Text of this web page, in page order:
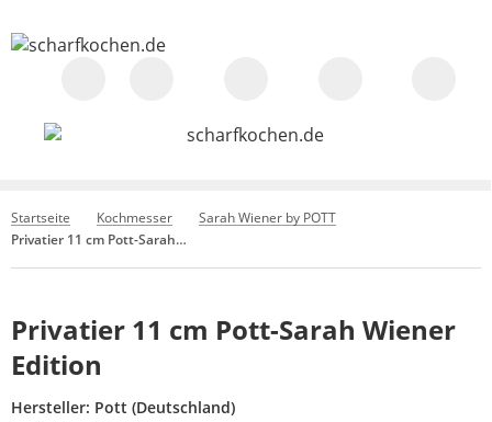
Startseite Kochmesser
Sarah Wiener by POTT
Privatier 11 cm Pott-Sarah Wiener Edition
Privatier 11 cm Pott-Sarah Wiener
Edition
Hersteller: Pott (Deutschland)